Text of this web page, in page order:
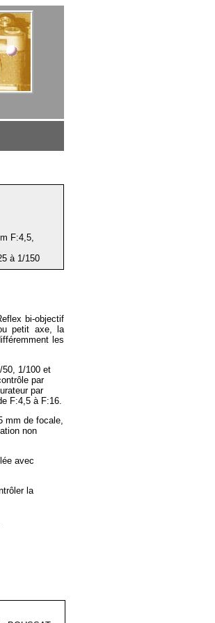
F:4,5,
à 1/150
bi-objectif
petit axe, la
les
1/100 et
par
par
F:4,5 à F:16.
mm de focale,
non
avec
la